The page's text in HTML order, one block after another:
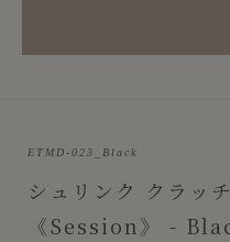
ETMD-023_Black
シュリンク クラッ
《Session》 -